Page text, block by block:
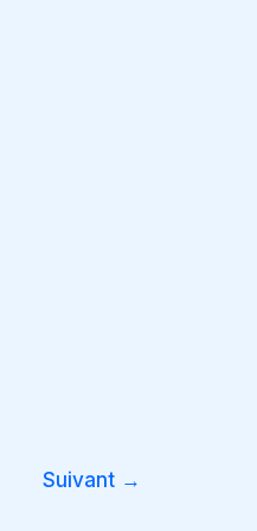
Suivant →